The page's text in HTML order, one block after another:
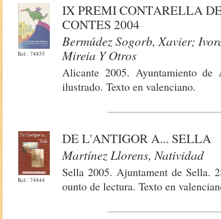
Ref.: 74835
IX PREMI CONTARELLA
CONTES 2004
Bermúdez Sogorb, Xavier;
Mireia Y Otros
Alicante 2005. Ayuntamiento
ilustrado. Texto en valenciano.
Ref.: 74844
DE L'ANTIGOR A... SELLA
Martínez Llorens, Natividad
Sella 2005. Ajuntament de Sella.
ounto de lectura. Texto en